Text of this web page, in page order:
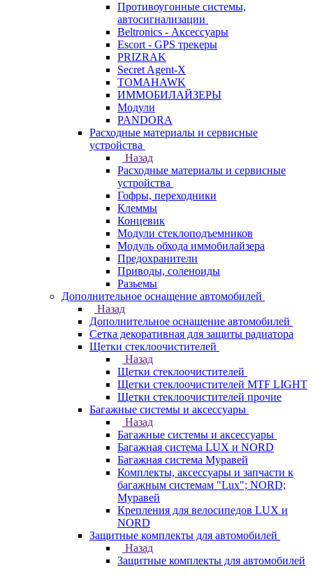
Противоугонные системы,
автосигнализации
Beltronics - Аксессуары
Escort - GPS трекеры
PRIZRAK
Secret Agent-X
TOMAHAWK
ИММОБИЛАЙЗЕРЫ
Модули
PANDORA
Расходные материалы и сервисные
устройства
Назад
Расходные материалы и сервисные
устройства
Гофры, переходники
Клеммы
Концевик
Модули стеклоподъемников
Модуль обхода иммобилайзера
Предохранители
Приводы, соленоиды
Разьемы
Дополнительное оснащение автомобилей
Назад
Дополнительное оснащение автомобилей
Сетка декоративная для защиты радиатора
Щетки стеклоочистителей
Назад
Щетки стеклоочистителей
Щетки стеклоочистителей MTF LIGHT
Щетки стеклоочистителей прочие
Багажные системы и аксессуары
Назад
Багажные системы и аксессуары
Багажная система LUX и NORD
Багажная система Муравей
Комплекты, аксессуары и запчасти к
багажным системам "Lux"; NORD;
Муравей
Крепления для велосипедов LUX и
NORD
Защитные комплекты для автомобилей
Назад
Защитные комплекты для автомобилей